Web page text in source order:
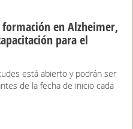
en Alzheimer,
para el
está abierto y podrán ser
de la fecha de inicio cada